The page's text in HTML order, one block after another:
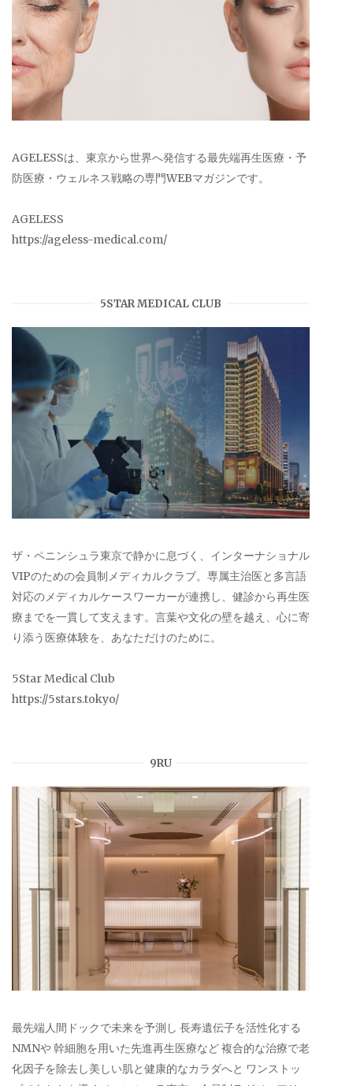
AGELESSは、東京から世界へ発信する最先端再生医療・予
防医療・ウェルネス戦略の専門WEBマガジンです。
AGELESS
https://ageless-medical.com/
5STAR MEDICAL CLUB
ザ・ペニンシュラ東京で静かに息づく、インターナショナル
VIPのための会員制メディカルクラブ。専属主治医と多言語
対応のメディカルケースワーカーが連携し、健診から再生医
療までを一貫して支えます。言葉や文化の壁を越え、心に寄
り添う医療体験を、あなただけのために。
5Star Medical Club
https://5stars.tokyo/
9RU
最先端人間ドックで未来を予測し 長寿遺伝子を活性化する
NMNや 幹細胞を用いた先進再生医療など 複合的な治療で老
化因子を除去し美しい肌と健康的なカラダへと ワンストッ